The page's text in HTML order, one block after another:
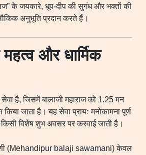
के जयकारे, धूप-दीप की सुगंध और भक्तों की
अनुभूति प्रदान करते हैं।
और धार्मिक
है, जिसमें बालाजी महाराज को 1.25 मन
किया जाता है। यह सेवा प्रायः मनोकामना पूर्ण
विशेष शुभ अवसर पर करवाई जाती है।
(Mehandipur balaji sawamani) केवल